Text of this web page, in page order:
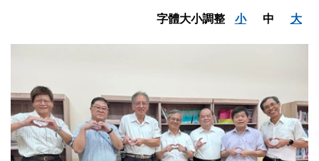
字體大小調整 小 中 大